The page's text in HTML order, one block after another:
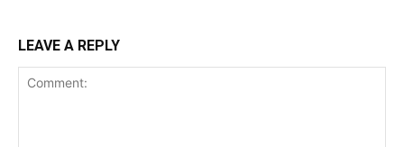
LEAVE A REPLY